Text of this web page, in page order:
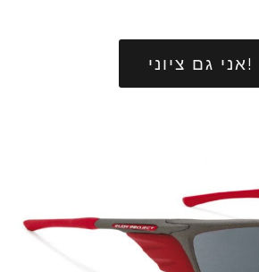
!אני גם ציוני